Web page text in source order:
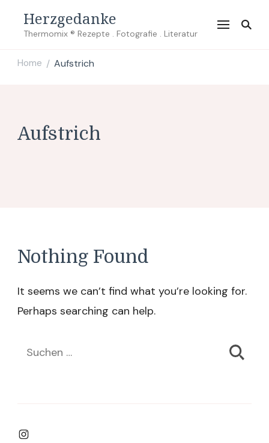
Herzgedanke
Thermomix ® Rezepte . Fotografie . Literatur
Home / Aufstrich
Aufstrich
Nothing Found
It seems we can’t find what you’re looking for.
Perhaps searching can help.
Suchen
Instagram